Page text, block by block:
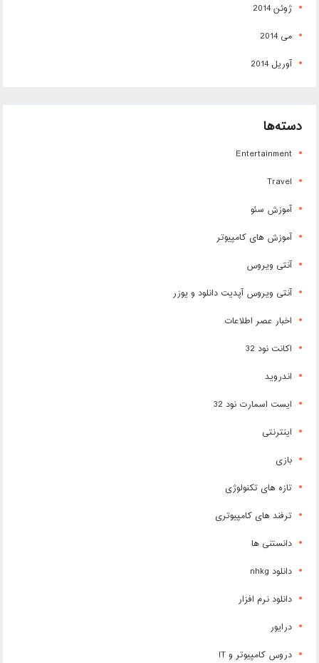
ژوئن 2014
می 2014
آوریل 2014
دسته‌ها
Entertainment
Travel
آموزش سئو
آموزش های کامپیوتر
آنتی ویروس
آنتی ویروس آپدیت دانلود و یوزر
اخبار عصر اطلاعات
اکانت نود 32
اندروید
ایست اسمارت نود 32
اینترنتی
بازی
تازه های تکنولوژی
ترفند های کامپیوتری
دانستنی ها
دانلود nhkg
دانلود نرم افزار
درایور
دروس کامپیوتر و IT